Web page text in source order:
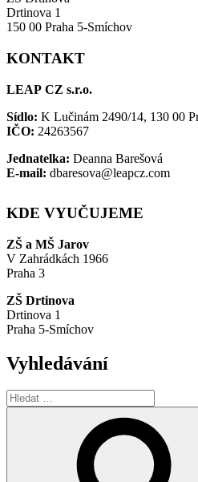
Drtinova 1
150 00 Praha 5-Smíchov
KONTAKT
LEAP CZ s.r.o.
Sídlo: K Lučinám 2490/14, 130 00
IČO: 24263567
Jednatelka: Deanna Barešová
E-mail: dbaresova@leapcz.com
KDE VYUČUJEME
ZŠ a MŠ Jarov
V Zahrádkách 1966
Praha 3
ZŠ Drtinova
Drtinova 1
Praha 5-Smíchov
Vyhledávání
Hledat: